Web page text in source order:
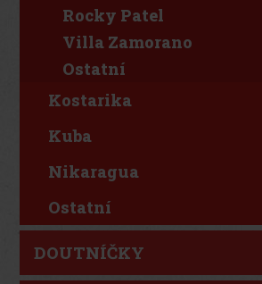
Rocky Patel
Villa Zamorano
Ostatní
Kostarika
Kuba
Nikaragua
Ostatní
DOUTNÍČKY